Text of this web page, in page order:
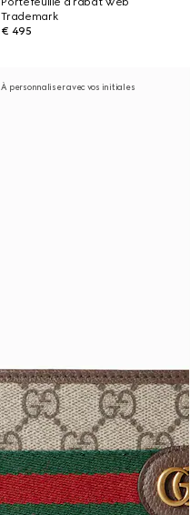
Trademark
€ 495
À personnaliser avec vos initiales